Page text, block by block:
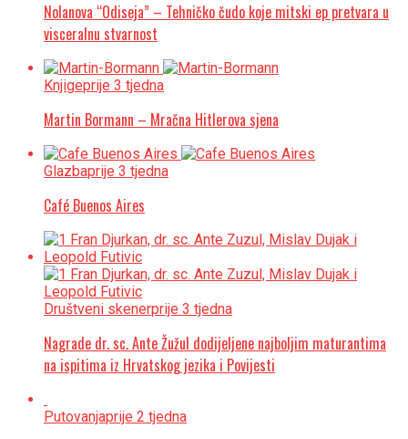
Nolanova “Odiseja” – Tehničko čudo koje mitski ep pretvara u
visceralnu stvarnost
Knjigeprije 3 tjedna
Martin Bormann – Mračna Hitlerova sjena
Glazbaprije 3 tjedna
Café Buenos Aires
Društveni skenerprije 3 tjedna
Nagrade dr. sc. Ante Žužul dodijeljene najboljim maturantima
na ispitima iz Hrvatskog jezika i Povijesti
Putovanjaprije 2 tjedna